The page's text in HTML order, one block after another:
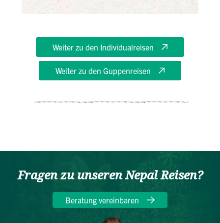
Weiter zu den Individualreisen
Weiter zu den Guppenreisen
Fragen zu unseren Nepal Reisen?
Beratung vereinbaren